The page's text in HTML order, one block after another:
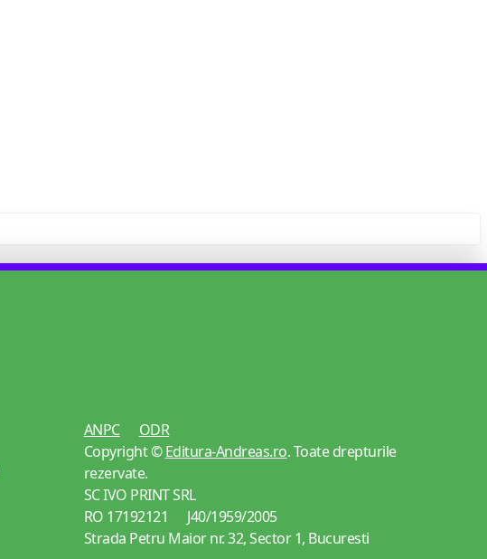
ANPC
ODR
Copyright ©Editura-Andreas.ro. Toate drepturile
rezervate.
SC IVO PRINT SRL
RO 17192121 J40/1959/2005
Strada Petru Maior nr. 32, Sector 1, Bucuresti